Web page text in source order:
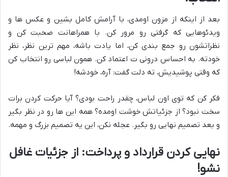
بعد از اینکه از مزون اومدی، با آرامش کامل بشین و عکس ها و
ویدئوهایی که گرفتی رو مرور کن. با همراهانت صحبت کن و
نظراتشون رو جمع بندی کن، اما یادت باشه، مهم ترین نظر، نظر
خودته. به احساس درونی ت اعتماد کن. همون لباسی رو انتخاب کن
که وقتی پوشیدیش، ته دلت گفت: آره، خودشه!
فکر کن که توی اون لباس، چقدر راحت بودی؟ آیا حرکت کردن برات
سخت نبود؟ از جزئیاتش خوشت اومده؟ همه این ها رو در نظر بگیر
و بعد تصمیم نهایی رو بگیر. عجله نکن، این یه تصمیم بزرگ و مهمه.
نهایی کردن قرارداد و پرداخت: از جزئیات غافل
نشو!